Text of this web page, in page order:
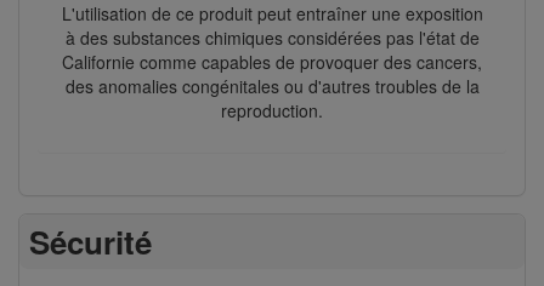
L'utilisation de ce produit peut entraîner une exposition
à des substances chimiques considérées pas l'état de
Californie comme capables de provoquer des cancers,
des anomalies congénitales ou d'autres troubles de la
reproduction.
Sécurité